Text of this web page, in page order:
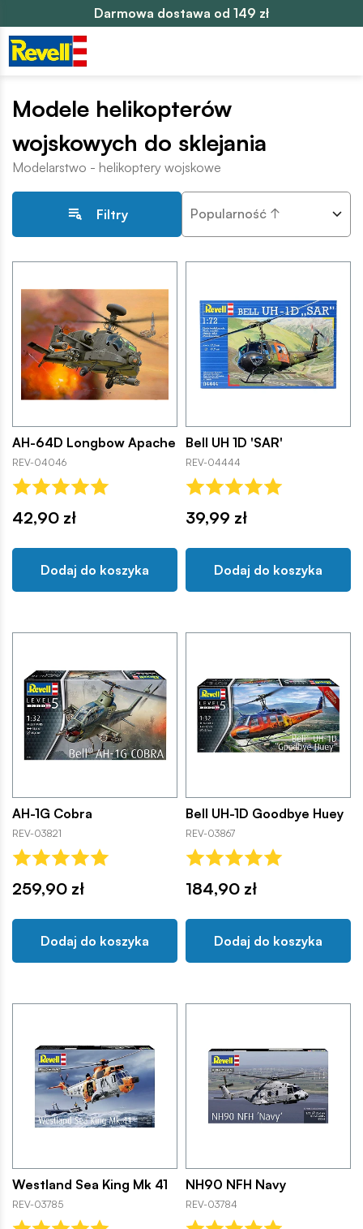
Darmowa dostawa od 149 zł
Modele helikopterów
wojskowych do sklejania
Modelarstwo - helikoptery wojskowe
Filtry Popularność ↑
AH-64D Longbow Apache
REV-04046
42,90 zł
Dodaj do koszyka
Bell UH 1D 'SAR'
REV-04444
39,99 zł
Dodaj do koszyka
AH-1G Cobra
REV-03821
259,90 zł
Dodaj do koszyka
Bell UH-1D Goodbye Huey
REV-03867
184,90 zł
Dodaj do koszyka
Westland Sea King Mk 41
REV-03785
NH90 NFH Navy
REV-03784